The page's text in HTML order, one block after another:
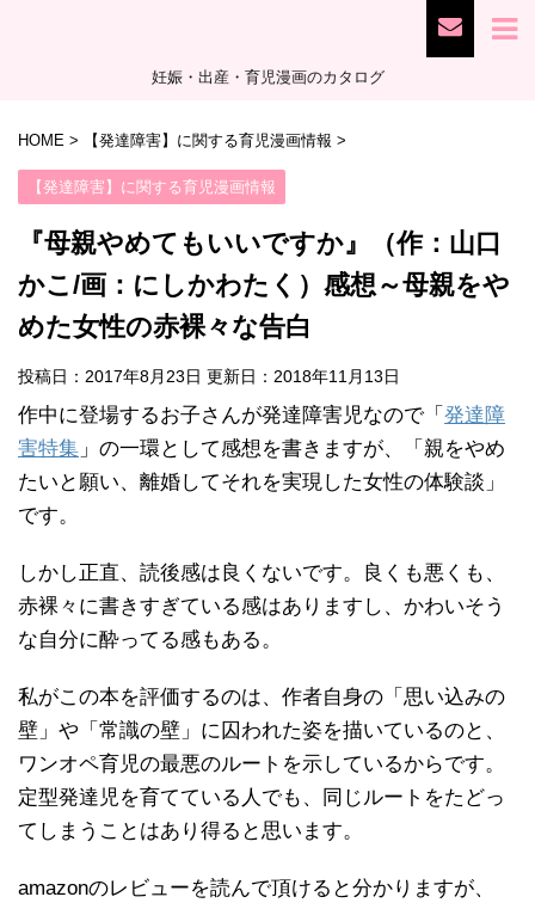
妊娠・出産・育児漫画のカタログ
HOME > 【発達障害】に関する育児漫画情報 >
【発達障害】に関する育児漫画情報
『母親やめてもいいですか』（作：山口
かこ/画：にしかわたく）感想～母親をや
めた女性の赤裸々な告白
投稿日：2017年8月23日 更新日： 2018年11月13日
作中に登場するお子さんが発達障害児なので「 発達障
害特集 」の一環として感想を書きますが、「親をやめ
たいと願い、離婚してそれを実現した女性の体験談」
です。
しかし正直、読後感は良くないです。良くも悪くも、
赤裸々に書きすぎている感はありますし、かわいそう
な自分に酔ってる感もある。
私がこの本を評価するのは、作者自身の「思い込みの
壁」や「常識の壁」に囚われた姿を描いているのと、
ワンオペ育児の最悪のルートを示しているからです。
定型発達児を育てている人でも、同じルートをたどっ
てしまうことはあり得ると思います。
amazonのレビューを読んで頂けると分かりますが、